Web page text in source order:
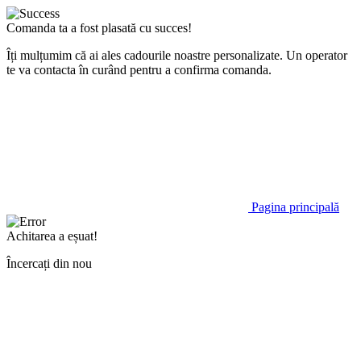
Comanda ta a fost plasată cu succes!
Îți mulțumim că ai ales cadourile noastre personalizate. Un operator
te va contacta în curând pentru a confirma comanda.
Pagina principală
Achitarea a eșuat!
Încercați din nou